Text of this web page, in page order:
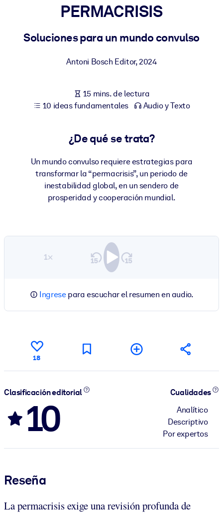
Para LMS/LXP
obtener mejores resultados de aprendizaje.
Enriquezca su biblioteca corporativa con conocimientos
empresariales confiables y listos para usar.
Alimente sus sistemas de IA con conocimientos fiables y
PERMACRISIS
Soluciones para un mundo convulso
Antoni Bosch Editor,2024
15 mins. de lectura
10 ideas fundamentales
Audio y Texto
¿De qué se trata?
Un mundo convulso requiere estrategias para
transformar la “permacrisis”, un periodo de
inestabilidad global, en un sendero de
prosperidad y cooperación mundial.
1×
Ingresepara escuchar el resumen en audio.
18
Clasificación editorial
10
Cualidades
Analítico
Descriptivo
Por expertos
Reseña
La permacrisis exige una revisión profunda de